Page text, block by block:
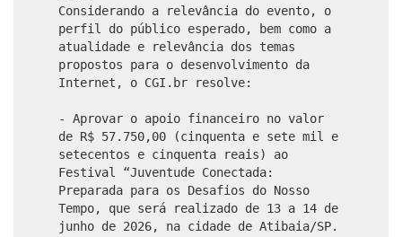
Considerando a relevância do evento, o
perfil do público esperado, bem como a
atualidade e relevância dos temas
propostos para o desenvolvimento da
Internet, o CGI.br resolve:
- Aprovar o apoio financeiro no valor
de R$ 57.750,00 (cinquenta e sete mil e
setecentos e cinquenta reais) ao
Festival “Juventude Conectada:
Preparada para os Desafios do Nosso
Tempo, que será realizado de 13 a 14 de
junho de 2026, na cidade de Atibaia/SP.